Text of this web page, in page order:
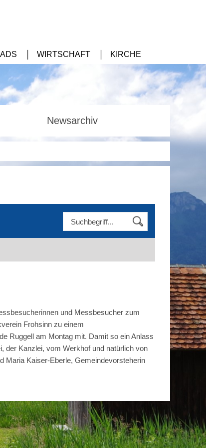
WIRTSCHAFT KIRCHE
Newsarchiv
und Messbesucher zum
Frohsinn zu einem
Ruggell am Montag mit. Damit so ein Anlass
der Kanzlei, vom Werkhof und natürlich von
Maria Kaiser-Eberle, Gemeindevorsteherin